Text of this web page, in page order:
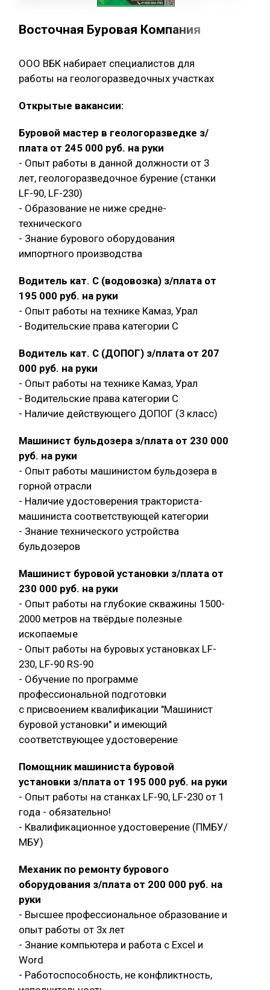
Восточная Буровая Компания
ООО ВБК набирает специалистов для
работы на геологоразведочных участках
Открытые вакансии:
Буровой мастер в геологоразведке з/
плата от 245 000 руб. на руки
- Опыт работы в данной должности от 3
лет, геологоразведочное бурение (станки
LF-90, LF-230)
- Образование не ниже средне-
технического
- Знание бурового оборудования
импортного производства
Водитель кат. С (водовозка) з/плата от
195 000 руб. на руки
- Опыт работы на технике Камаз, Урал
- Водительские права категории C
Водитель кат. С (ДОПОГ) з/плата от 207
000 руб. на руки
- Опыт работы на технике Камаз, Урал
- Водительские права категории C
- Наличие действующего ДОПОГ (3 класс)
Машинист бульдозера з/плата от 230 000
руб. на руки
- Опыт работы машинистом бульдозера в
горной отрасли
- Наличие удостоверения тракториста-
машиниста соответствующей категории
- Знание технического устройства
бульдозеров
Машинист буровой установки з/плата от
230 000 руб. на руки
- Опыт работы на глубокие скважины 1500-
2000 метров на твёрдые полезные
ископаемые
- Опыт работы на буровых установках LF-
230, LF-90 RS-90
- Обучение по программе
профессиональной подготовки
с присвоением квалификации "Машинист
буровой установки" и имеющий
соответствующее удостоверение
Помощник машиниста буровой
установки з/плата от 195 000 руб. на руки
- Опыт работы на станках LF-90, LF-230 от 1
года - обязательно!
- Квалификационное удостоверение (ПМБУ/
МБУ)
Механик по ремонту бурового
оборудования з/плата от 200 000 руб. на
руки
- Высшее профессиональное образование и
опыт работы от 3х лет
- Знание компьютера и работа с Exсel и
Word
- Работоспособность, не конфликтность,